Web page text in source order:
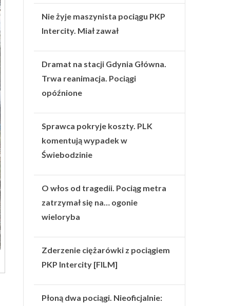
Nie żyje maszynista pociągu PKP
Intercity. Miał zawał
Dramat na stacji Gdynia Główna.
Trwa reanimacja. Pociągi
opóźnione
Sprawca pokryje koszty. PLK
komentują wypadek w
Świebodzinie
O włos od tragedii. Pociąg metra
zatrzymał się na… ogonie
wieloryba
Zderzenie ciężarówki z pociągiem
PKP Intercity [FILM]
Płoną dwa pociągi. Nieoficjalnie: